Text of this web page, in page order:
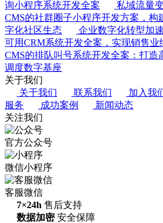
询小程序系统开发全案
私域流量
CMS的社群圈子小程序开发方案，构
字化社区生态
企业数字化转型加
可用CRM系统开发全案，实现销售业
CMS的排队叫号系统开发全案：打造
调度数字基座
关于我们
关于我们
联系我们 加入我
服务
成功案例
新闻动态
关注我们
官方公众号
微信小程序
客服微信
7×24h 售后支持
数据加密安全保障